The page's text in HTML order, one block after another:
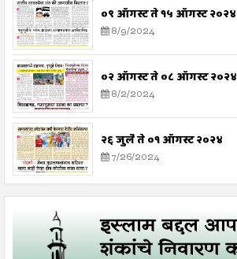
०९ ऑगस्ट ते १५ ऑगस्ट २०२४
8/9/2024
०२ ऑगस्ट ते ०८ ऑगस्ट २०२४
8/2/2024
२६ जुलै ते ०१ ऑगस्ट २०२४
7/26/2024